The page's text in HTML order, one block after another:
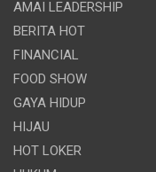
AMAI LEADERSHIP
BERITA HOT
FINANCIAL
FOOD SHOW
GAYA HIDUP
HIJAU
HOT LOKER